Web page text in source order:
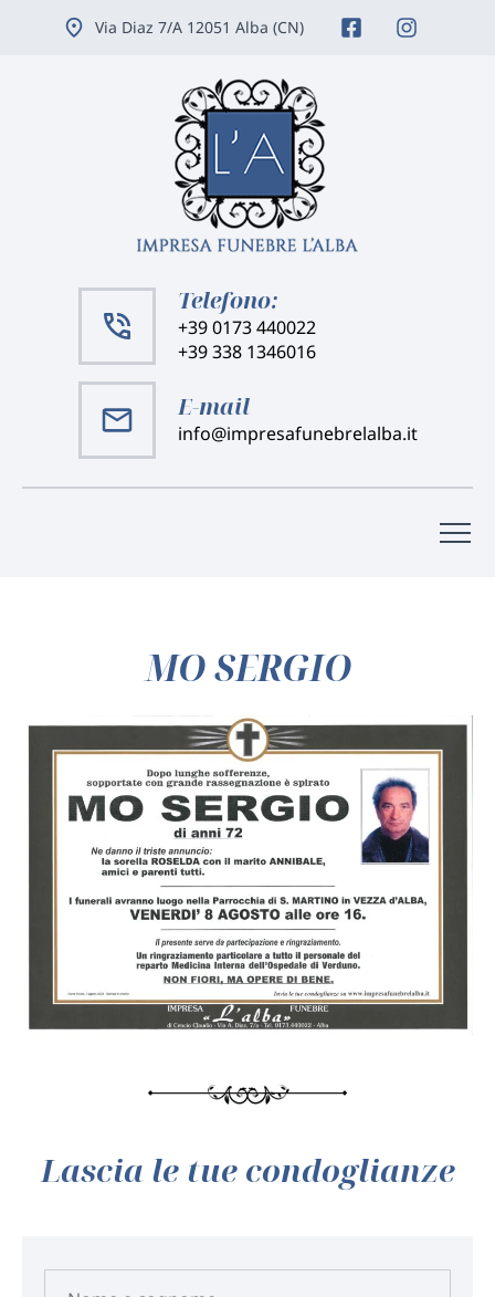
Via Diaz 7/A 12051 Alba (CN)
Telefono:
+39 0173 440022
+39 338 1346016
E-mail
info@impresafunebrelalba.it
MO SERGIO
Lascia le tue condoglianze